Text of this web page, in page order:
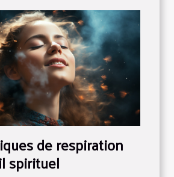
de respiration
spirituel